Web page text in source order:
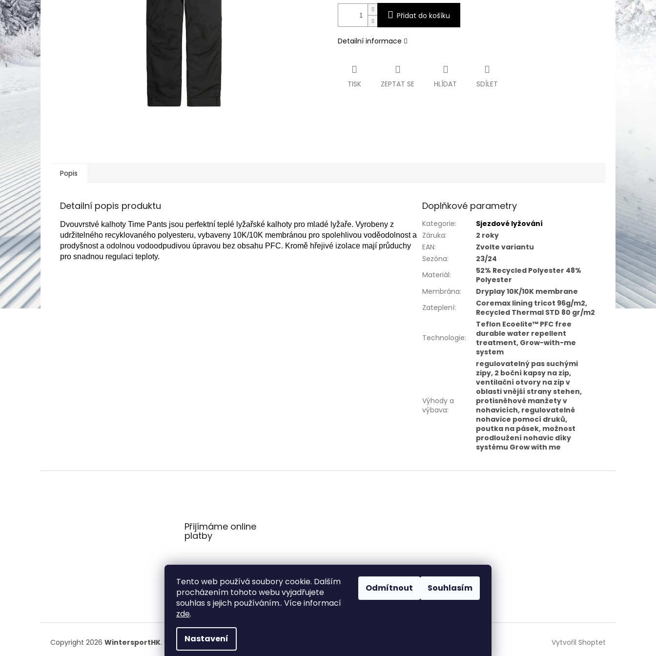
Tento web používá soubory cookie. Dalším
procházením tohoto webu vyjadřujete
souhlas s jejich používáním.. Více informací
zde.
Nastavení
Odmítnout Souhlasím
Přidat do košíku
Detailní informace
TISK ZEPTAT SE HLÍDAT SDÍLET
Popis
Detailní popis produktu
Dvouvrstvé kalhoty Time Pants jsou perfektní teplé lyžařské kalhoty pro mladé lyžaře. Vyrobeny z
udržitelného recyklovaného polyesteru, vybaveny 10K/10K membránou pro spolehlivou voděodolnost a
prodyšnost a odolnou vodoodpudivou úpravou bez obsahu PFC. Kromě hřejivé izolace mají průduchy
pro snadnou regulaci teploty.
Doplňkové parametry
Kategorie:
Sjezdové lyžování
Záruka:
2 roky
EAN:
Zvolte variantu
Sezóna:
23/24
Materiál:
52% Recycled Polyester 48%
Polyester
Membrána:
Dryplay 10K/10K membrane
Zateplení:
Coremax lining tricot 96g/m2,
Recycled Thermal STD 80 gr/m2
Technologie:
Teflon Ecoelite™ PFC free
durable water repellent
treatment, Grow-with-me
system
Výhody a
výbava:
regulovatelný pas suchými
zipy, 2 boční kapsy na zip,
ventilační otvory na zip v
oblasti vnější strany stehen,
protisněhové manžety v
nohavicích, regulovatelné
nohavice pomocí druků,
poutka na pásek, možnost
prodloužení nohavic díky
systému Grow with me
Přijímáme online
platby
Vytvořil Shoptet
Copyright 2026 WintersportHK. Všechna práva vyhrazena.